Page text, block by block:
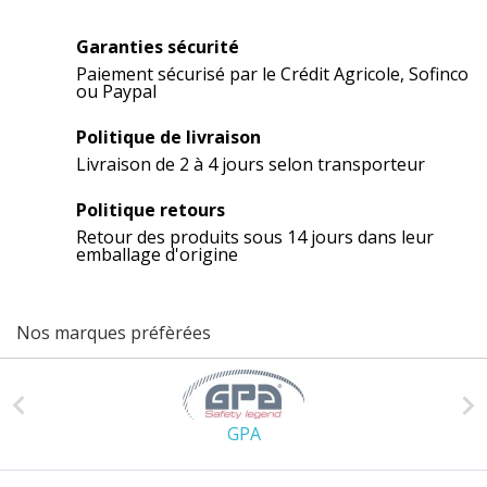
Garanties sécurité
Paiement sécurisé par le Crédit Agricole, Sofinco
ou Paypal
Politique de livraison
Livraison de 2 à 4 jours selon transporteur
Politique retours
Retour des produits sous 14 jours dans leur
emballage d'origine
Nos marques préfèrées

GPA
